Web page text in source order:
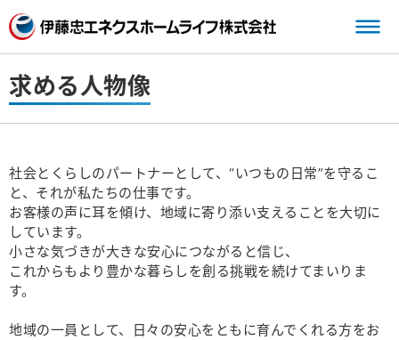
三
求める人物像
社会とくらしのパートナーとして、“いつもの日常”を守るこ
と、それが私たちの仕事です。
お客様の声に耳を傾け、地域に寄り添い支えることを大切に
しています。
小さな気づきが大きな安心につながると信じ、
これからもより豊かな暮らしを創る挑戦を続けてまいりま
す。
地域の一員として、日々の安心をともに育んでくれる方をお